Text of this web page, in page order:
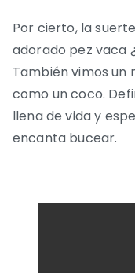
Por cierto, la
adorado pez vaca
También vimos un
como un coco.
llena de vida y
encanta bucear.